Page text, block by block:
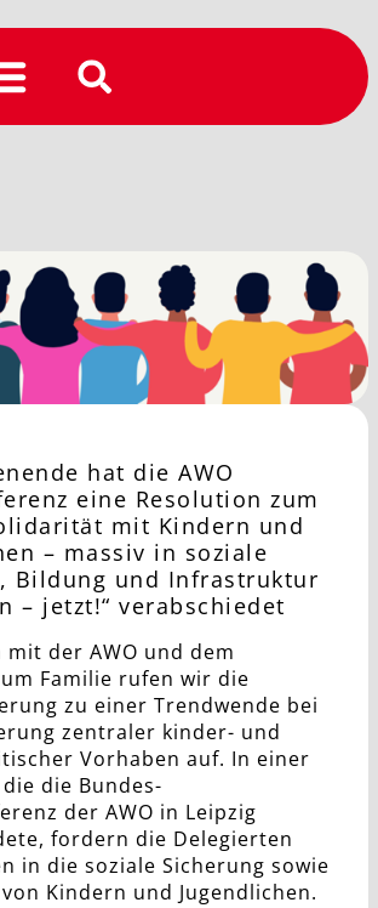
hat die AWO
eine Resolution zum
mit Kindern und
– massiv in soziale
Bildung und Infrastruktur
– jetzt!“ verabschiedet
mit der AWO und dem
Familie rufen wir die
zu einer Trendwende bei
zentraler kinder- und
Vorhaben auf. In einer
die Bundes-
der AWO in Leipzig
fordern die Delegierten
in die soziale Sicherung sowie
Kindern und Jugendlichen.